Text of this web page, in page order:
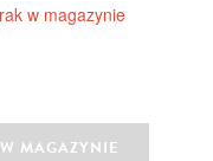
w magazynie
MAGAZYNIE